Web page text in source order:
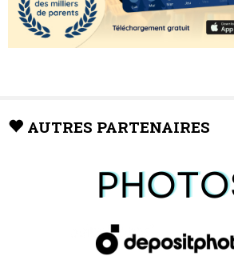
AUTRES PARTENAIRES